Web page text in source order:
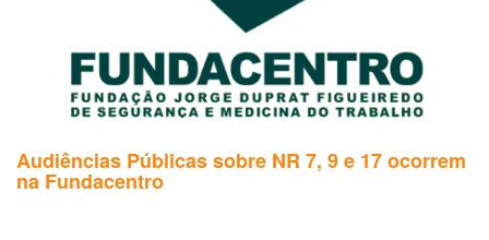
Audiências Públicas sobre NR 7, 9 e 17 ocorrem
na Fundacentro